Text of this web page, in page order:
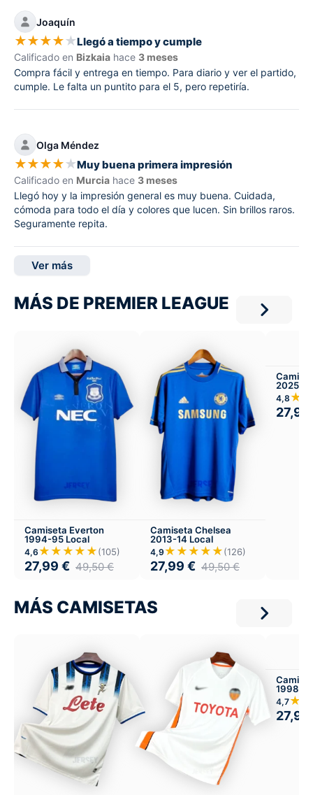
Joaquín
★★★★★Llegó a tiempo y cumple
Calificado en Bizkaia hace 3 meses
Compra fácil y entrega en tiempo. Para diario y ver el partido,
cumple. Le falta un puntito para el 5, pero repetiría.
Olga Méndez
★★★★★Muy buena primera impresión
Calificado en Murcia hace 3 meses
Llegó hoy y la impresión general es muy buena. Cuidada,
cómoda para todo el día y colores que lucen. Sin brillos raros.
Seguramente repita.
Ver más
MÁS DE PREMIER LEAGUE
Camiseta Everton
1994-95 Local
4,6 ★★★★★(105)
27,99 € 49,50€
Camiseta Chelsea
2013-14 Local
4,9 ★★★★★(126)
27,99 € 49,50€
2025-
4,8
27,99
MÁS CAMISETAS
1998-
4,7
27,99